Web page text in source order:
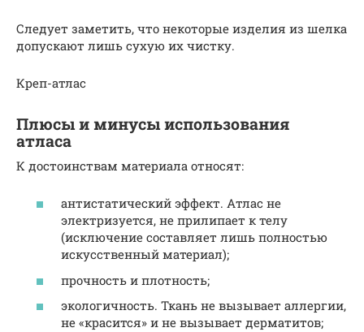
Следует заметить, что некоторые изделия из шелка
допускают лишь сухую их чистку.
Креп-атлас
Плюсы и минусы использования
атласа
К достоинствам материала относят:
антистатический эффект. Атлас не
электризуется, не прилипает к телу
(исключение составляет лишь полностью
искусственный материал);
прочность и плотность;
экологичность. Ткань не вызывает аллергии,
не «красится» и не вызывает дерматитов;